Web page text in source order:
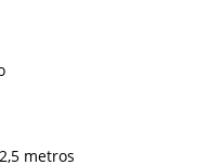
metros